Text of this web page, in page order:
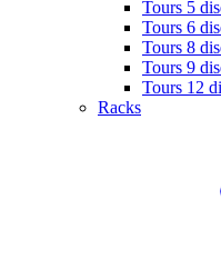
Tours 5
Tours 6
Tours 8
Tours 9
Tours 12
Racks